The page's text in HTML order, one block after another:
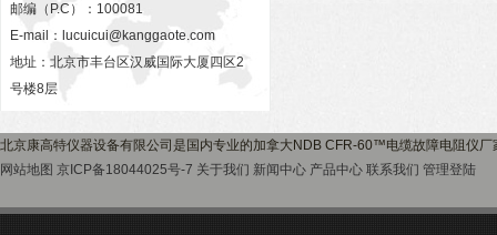
邮编（P.C）：100081
E-mail： lucuicui@kanggaote.com
地址：北京市丰台区汉威国际大厦四区2
号楼8层
北京康高特仪器设备有限公司是国内专业的加拿大NDB CFR-60™电缆故障电阻仪厂
网站地图 京ICP备18044025号-7 关于我们 新闻中心 产品中心 联系我们 管理登陆